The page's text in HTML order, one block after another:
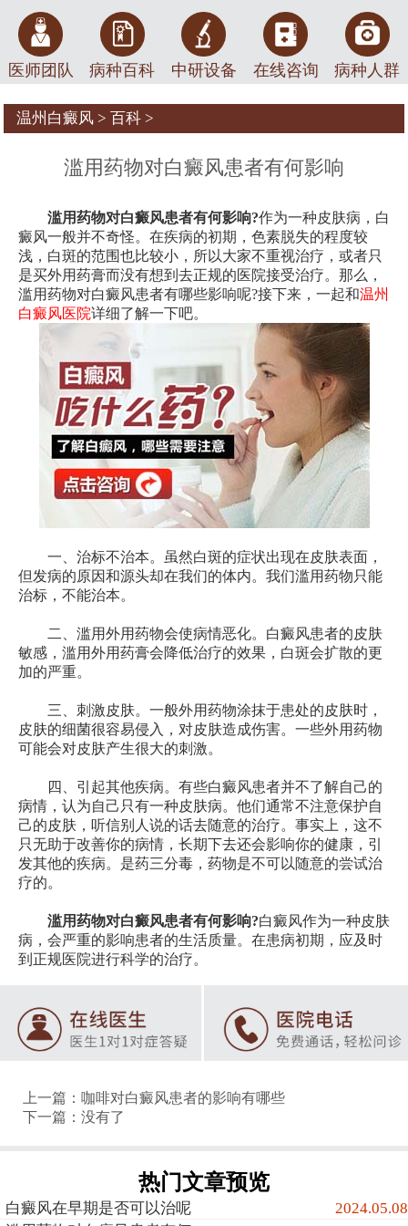
医师团队 病种百科 中研设备 在线咨询 病种人群
温州白癜风> 百科>
滥用药物对白癜风患者有何影响
滥用药物对白癜风患者有何影响?作为一种皮肤病，白
癜风一般并不奇怪。在疾病的初期，色素脱失的程度较
浅，白斑的范围也比较小，所以大家不重视治疗，或者只
是买外用药膏而没有想到去正规的医院接受治疗。那么，
滥用药物对白癜风患者有哪些影响呢?接下来，一起和温州
白癜风医院详细了解一下吧。
一、治标不治本。虽然白斑的症状出现在皮肤表面，
但发病的原因和源头却在我们的体内。我们滥用药物只能
治标，不能治本。
二、滥用外用药物会使病情恶化。白癜风患者的皮肤
敏感，滥用外用药膏会降低治疗的效果，白斑会扩散的更
加的严重。
三、刺激皮肤。一般外用药物涂抹于患处的皮肤时，
皮肤的细菌很容易侵入，对皮肤造成伤害。一些外用药物
可能会对皮肤产生很大的刺激。
四、引起其他疾病。有些白癜风患者并不了解自己的
病情，认为自己只有一种皮肤病。他们通常不注意保护自
己的皮肤，听信别人说的话去随意的治疗。事实上，这不
只无助于改善你的病情，长期下去还会影响你的健康，引
发其他的疾病。是药三分毒，药物是不可以随意的尝试治
疗的。
滥用药物对白癜风患者有何影响?白癜风作为一种皮肤
病，会严重的影响患者的生活质量。在患病初期，应及时
到正规医院进行科学的治疗。
上一篇： 咖啡对白癜风患者的影响有哪些
下一篇：没有了
热门文章预览
白癜风在早期是否可以治呢
2024.05.08